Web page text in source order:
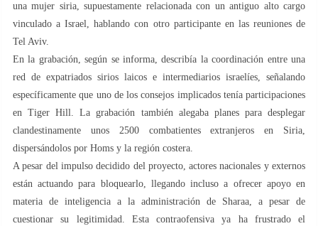
una mujer siria, supuestamente relacionada con un antiguo alto cargo
vinculado a Israel, hablando con otro participante en las reuniones de
Tel Aviv.
En la grabación, según se informa, describía la coordinación entre una
red de expatriados sirios laicos e intermediarios israelíes, señalando
específicamente que uno de los consejos implicados tenía participaciones
en Tiger Hill. La grabación también alegaba planes para desplegar
clandestinamente unos 2500 combatientes extranjeros en Siria,
dispersándolos por Homs y la región costera.
A pesar del impulso decidido del proyecto, actores nacionales y externos
están actuando para bloquearlo, llegando incluso a ofrecer apoyo en
materia de inteligencia a la administración de Sharaa, a pesar de
cuestionar su legitimidad. Esta contraofensiva ya ha frustrado el